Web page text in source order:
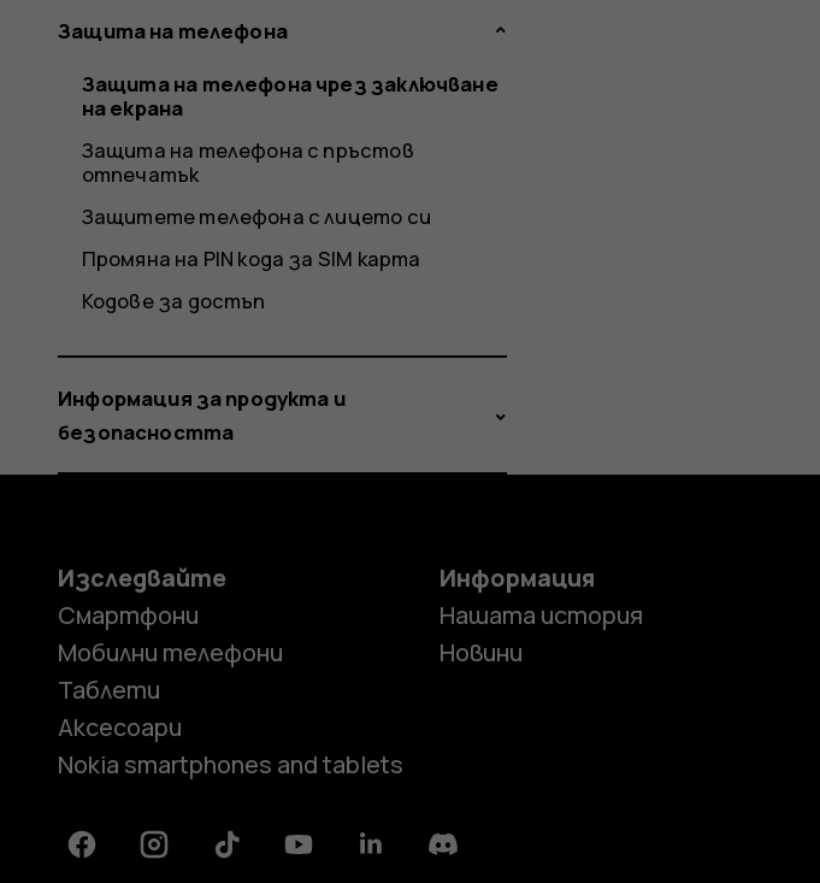
Защита на телефона
Защита на телефона чрез заключване
на екрана
Защита на телефона с пръстов
отпечатък
Защитете телефона с лицето си
Промяна на PIN кода за SIM карта
Кодове за достъп
Информация за продукта и
безопасността
Изследвайте
Смартфони
Мобилни телефони
Таблети
Аксесоари
Nokia smartphones and tablets
Информация
Нашата история
Новини
FacebookInstagramTiktok YoutubeLinkedinDiscord